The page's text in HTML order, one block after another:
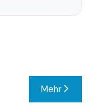
Mehr